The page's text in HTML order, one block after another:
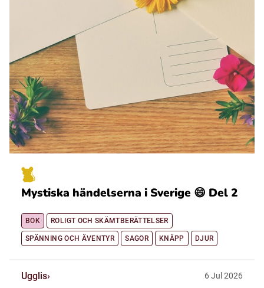
Mystiska händelserna i Sverige 😄 Del 2
BOK ROLIGT OCH SKÄMTBERÄTTELSER
SPÄNNING OCH ÄVENTYR SAGOR KNÄPP DJUR
Ugglis 6Jul 2026